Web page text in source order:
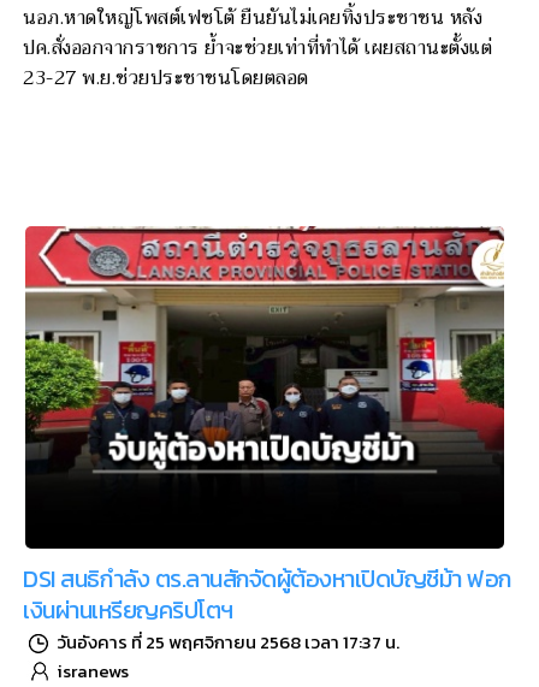
นอภ.หาดใหญ่โพสต์เฟซโต้ ยืนยันไม่เคยทิ้งประชาชน หลัง
ปค.สั่งออกจากราชการ ย้ำจะช่วยเท่าที่ทำได้ เผยสถานะตั้งแต่
23-27 พ.ย.ช่วยประชาชนโดยตลอด
DSI สนธิกำลัง ตร.ลานสักจัดผู้ต้องหาเปิดบัญชีม้า ฟอก
เงินผ่านเหรียญคริปโตฯ
วันอังคาร ที่ 25 พฤศจิกายน 2568 เวลา 17:37 น.
isranews